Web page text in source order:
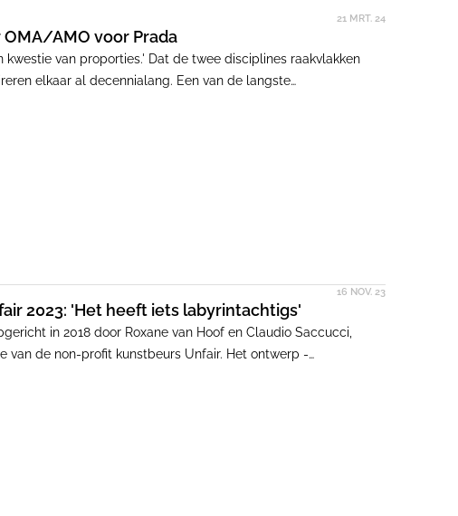
21 MRT. 24
AMO voor Prada
van proporties.' Dat de twee disciplines raakvlakken
elkaar al decennialang. Een van de langste
16 NOV. 23
2023: 'Het heeft iets labyrintachtigs'
in 2018 door Roxane van Hoof en Claudio Saccucci,
van de non-profit kunstbeurs Unfair. Het ontwerp -